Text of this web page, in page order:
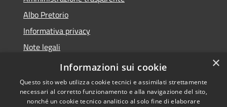
Albo Pretorio
Informativa privacy
Note legali
Dichiarazione di accessibilità
×
Informazioni sui cookie
Questo sito web utilizza cookie tecnici e assimilati strettamente
necessari al corretto funzionamento e alla navigazione del sito,
nonché un cookie tecnico analitico al solo fine di elaborare